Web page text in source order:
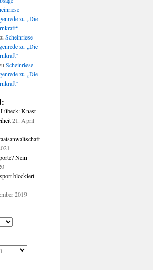
zu „Die
Scheinriese
zu „Die
Scheinriese
zu „Die
Knast
21. April
Nein
blockiert
2019